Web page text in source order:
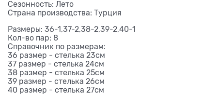
Сезонность: Лето
Страна производства: Турция
Размеры: 36-1,37-2,38-2,39-2,40-1
Кол-во пар: 8
Справочник по размерам:
36 размер - стелька 23см
37 размер - стелька 24см
38 размер - стелька 25см
39 размер - стелька 26см
40 размер - стелька 27см